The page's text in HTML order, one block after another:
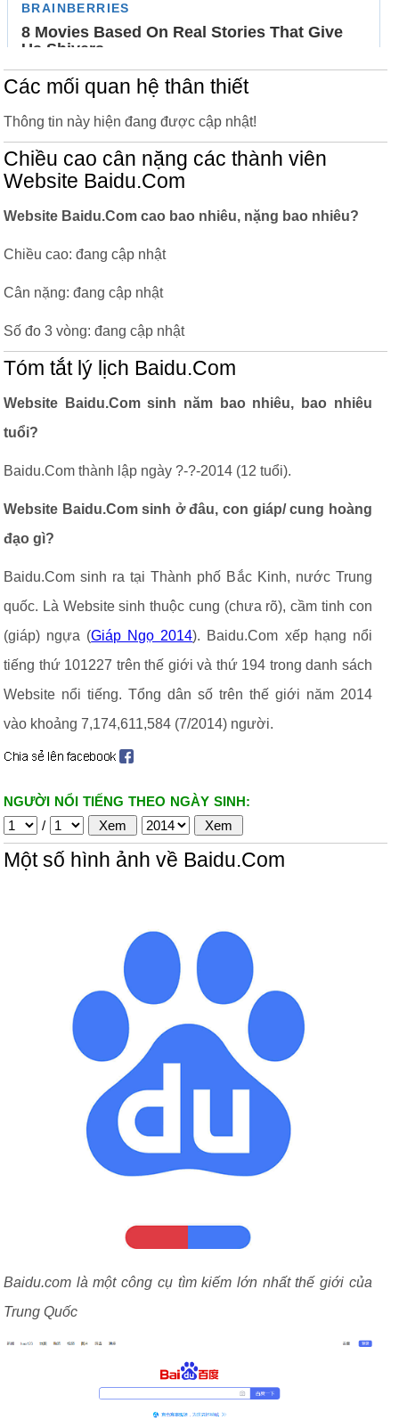
Các mối quan hệ thân thiết
Thông tin này hiện đang được cập nhật!
Chiều cao cân nặng các thành viên
Website Baidu.Com
Website Baidu.Com cao bao nhiêu, nặng bao nhiêu?
Chiều cao: đang cập nhật
Cân nặng: đang cập nhật
Số đo 3 vòng: đang cập nhật
Tóm tắt lý lịch Baidu.Com
Website Baidu.Com sinh năm bao nhiêu, bao nhiêu
tuổi?
Baidu.Com thành lập ngày ?-?-2014 (12 tuổi).
Website Baidu.Com sinh ở đâu, con giáp/ cung hoàng
đạo gì?
Baidu.Com sinh ra tại Thành phố Bắc Kinh, nước Trung
quốc. Là Website sinh thuộc cung (chưa rõ), cầm tinh con
(giáp) ngựa (Giáp Ngọ 2014). Baidu.Com xếp hạng nổi
tiếng thứ 101227 trên thế giới và thứ 194 trong danh sách
Website nổi tiếng. Tổng dân số trên thế giới năm 2014
vào khoảng 7,174,611,584 (7/2014) người.
NGƯỜI NỔI TIẾNG THEO NGÀY SINH:
/
Một số hình ảnh về Baidu.Com
Baidu.com là một công cụ tìm kiếm lớn nhất thế giới của
Trung Quốc